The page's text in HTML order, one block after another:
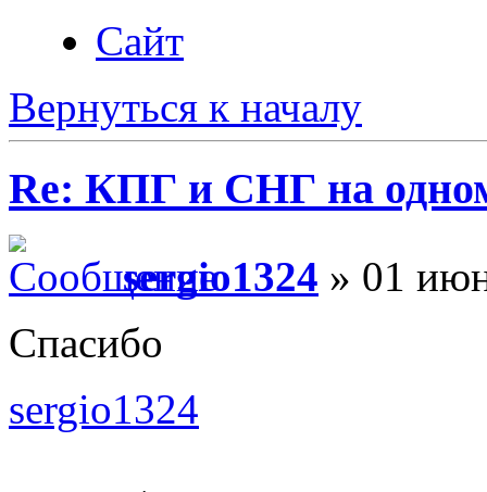
Сайт
Вернуться к началу
Re: КПГ и СНГ на
sergio1324 » 01
Спасибо
sergio1324